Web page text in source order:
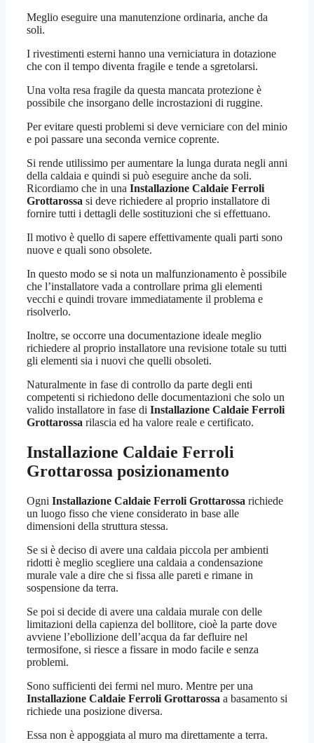
Meglio eseguire una manutenzione ordinaria, anche da
soli.
I rivestimenti esterni hanno una verniciatura in dotazione
che con il tempo diventa fragile e tende a sgretolarsi.
Una volta resa fragile da questa mancata protezione è
possibile che insorgano delle incrostazioni di ruggine.
Per evitare questi problemi si deve verniciare con del minio
e poi passare una seconda vernice coprente.
Si rende utilissimo per aumentare la lunga durata negli anni
della caldaia e quindi si può eseguire anche da soli.
Ricordiamo che in una Installazione Caldaie Ferroli
Grottarossa si deve richiedere al proprio installatore di
fornire tutti i dettagli delle sostituzioni che si effettuano.
Il motivo è quello di sapere effettivamente quali parti sono
nuove e quali sono obsolete.
In questo modo se si nota un malfunzionamento è possibile
che l’installatore vada a controllare prima gli elementi
vecchi e quindi trovare immediatamente il problema e
risolverlo.
Inoltre, se occorre una documentazione ideale meglio
richiedere al proprio installatore una revisione totale su tutti
gli elementi sia i nuovi che quelli obsoleti.
Naturalmente in fase di controllo da parte degli enti
competenti si richiedono delle documentazioni che solo un
valido installatore in fase di Installazione Caldaie Ferroli
Grottarossa rilascia ed ha valore reale e certificato.
Installazione Caldaie Ferroli
Grottarossa posizionamento
Ogni Installazione Caldaie Ferroli Grottarossa richiede
un luogo fisso che viene considerato in base alle
dimensioni della struttura stessa.
Se si è deciso di avere una caldaia piccola per ambienti
ridotti è meglio scegliere una caldaia a condensazione
murale vale a dire che si fissa alle pareti e rimane in
sospensione da terra.
Se poi si decide di avere una caldaia murale con delle
limitazioni della capienza del bollitore, cioè la parte dove
avviene l’ebollizione dell’acqua da far defluire nel
termosifone, si riesce a fissare in modo facile e senza
problemi.
Sono sufficienti dei fermi nel muro. Mentre per una
Installazione Caldaie Ferroli Grottarossa a basamento si
richiede una posizione diversa.
Essa non è appoggiata al muro ma direttamente a terra.